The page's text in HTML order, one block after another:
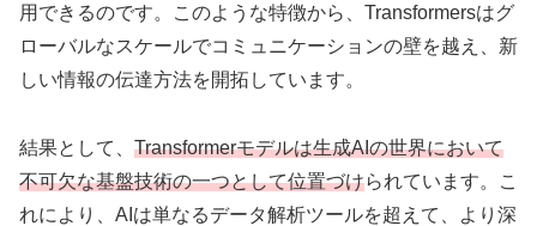
用できるのです。このような特徴から、Transformersはグ
ローバルなスケールでコミュニケーションの壁を越え、新
しい情報の伝達方法を開拓しています。
結果として、 Transformerモデルは生成AIの世界において
不可欠な基盤技術の一つとして位置づけられています。こ
れにより、AIは単なるデータ解析ツールを超えて、より深